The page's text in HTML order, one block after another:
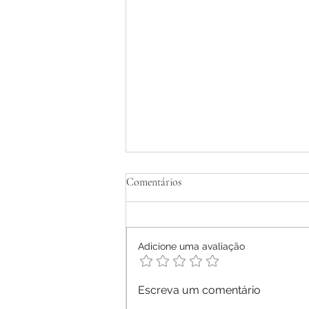
Tratamento Homeopático de
Relato de Caso
Comentários
Adicione uma avaliação
Escreva um comentário